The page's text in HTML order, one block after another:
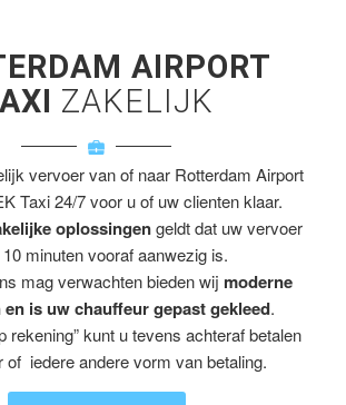
AIRPORT
ZAKELIJK
vervoer van of naar Rotterdam Airport
Taxi 24/7 voor u of uw clienten klaar.
oplossingengeldt dat uw vervoer
minuten vooraf aanwezig is.
mag verwachten bieden wij moderne
is uw chauffeur gepast gekleed.
rekening” kunt u tevens achteraf betalen
of iedere andere vorm van betaling.